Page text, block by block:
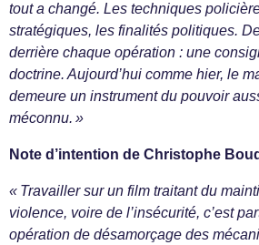
tout a changé. Les techniques
stratégiques, les finalités politiques.
derrière chaque opération : une
doctrine. Aujourd’hui comme hier, le
demeure un instrument du pouvoir
méconnu. »
Note d’intention de Christophe
« Travailler sur un film traitant du
violence, voire de l’insécurité, c’est
opération de désamorçage des